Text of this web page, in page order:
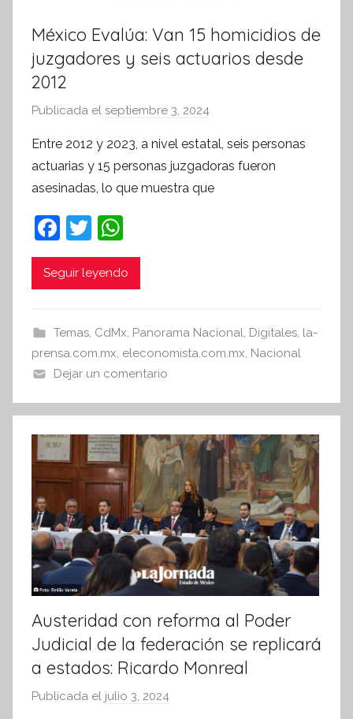
México Evalúa: Van 15 homicidios de
juzgadores y seis actuarios desde
2012
Publicada el septiembre 3, 2024
r
S
í
I
n
r
m
i
v
Entre 2012 y 2023, a nivel estatal, seis personas
actuarias y 15 personas juzgadoras fueron
asesinadas, lo que muestra que
F
a
c
b
o
o
k
T
w
itt
h
at
A
p
p
Seguir leyendo
Temas, CdMx Panorama Nacional Digitales, la-
prensa.com.mx eleconomista.com.mx Nacional
Dejar un comentario
Austeridad con reforma al Poder
Judicial de la federación se replicará
a estados: Ricardo Monreal
Publicada el julio 3, 2024